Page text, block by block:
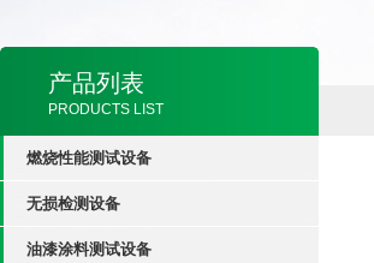
产品列表
PRODUCTS LIST
燃烧性能测试设备
无损检测设备
油漆涂料测试设备